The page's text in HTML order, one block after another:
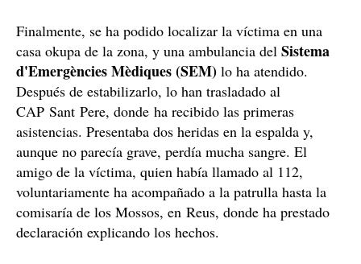
Finalmente, se ha podido localizar la víctima en una
casa okupa de la zona, y una ambulancia del Sistema
d'Emergències Mèdiques (SEM) lo ha atendido.
Después de estabilizarlo, lo han trasladado al
CAP Sant Pere, donde ha recibido las primeras
asistencias. Presentaba dos heridas en la espalda y,
aunque no parecía grave, perdía mucha sangre. El
amigo de la víctima, quien había llamado al 112,
voluntariamente ha acompañado a la patrulla hasta la
comisaría de los Mossos, en Reus, donde ha prestado
declaración explicando los hechos.